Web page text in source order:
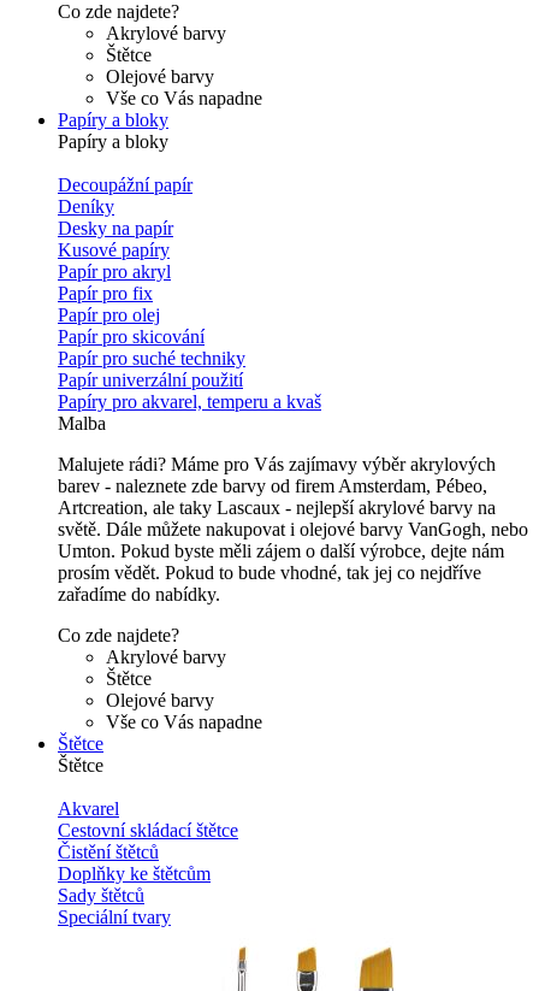
Co zde najdete?
Akrylové barvy
Štětce
Olejové barvy
Vše co Vás napadne
Papíry a bloky
Papíry a bloky
Decoupážní papír
Deníky
Desky na papír
Kusové papíry
Papír pro akryl
Papír pro fix
Papír pro olej
Papír pro skicování
Papír pro suché techniky
Papír univerzální použití
Papíry pro akvarel, temperu a kvaš
Malba
Malujete rádi? Máme pro Vás zajímavy výběr akrylových
barev - naleznete zde barvy od firem Amsterdam, Pébeo,
Artcreation, ale taky Lascaux - nejlepší akrylové barvy na
světě. Dále můžete nakupovat i olejové barvy VanGogh, nebo
Umton. Pokud byste měli zájem o další výrobce, dejte nám
prosím vědět. Pokud to bude vhodné, tak jej co nejdříve
zařadíme do nabídky.
Co zde najdete?
Akrylové barvy
Štětce
Olejové barvy
Vše co Vás napadne
Štětce
Štětce
Akvarel
Cestovní skládací štětce
Čistění štětců
Doplňky ke štětcům
Sady štětců
Speciální tvary